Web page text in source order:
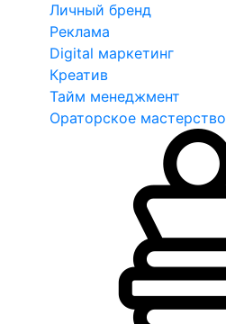
Личный бренд
Реклама
Digital маркетинг
Креатив
Тайм менеджмент
Ораторское мастерство